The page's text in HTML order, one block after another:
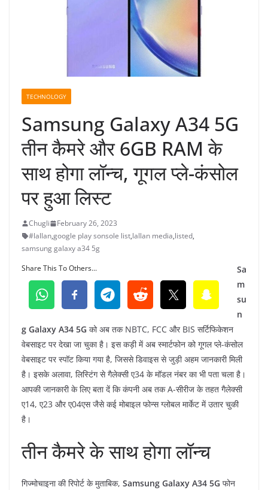
TECHNOLOGY
Samsung Galaxy A34 5G
तीन कैमरे और 6GB RAM के
साथ होगा लॉन्च, गूगल प्ले-कंसोल
पर हुआ लिस्ट
Chugli
February 26, 2023
#lallan,google play sonsole list,lallan media,listed,
samsung galaxy a34 5g
Share This To Others...
Sa
m
su
n
g Galaxy A34 5G को अब तक NBTC, FCC और BIS सर्टिफिकेशन
वेबसाइट पर देखा जा चुका है। इस कड़ी में अब स्मार्टफोन को गूगल प्ले-कंसोल
वेबसाइट पर स्पॉट किया गया है, जिससे डिवाइस से जुड़ी अहम जानकारी मिली
है। इसके अलावा, लिस्टिंग से गैलेक्सी ए34 के मॉडल नंबर का भी पता चला है।
आपकी जानकारी के लिए बता दें कि कंपनी अब तक A-सीरीज के तहत गैलेक्सी
ए14, ए23 और ए04एस जैसे कई मोबाइल फोन्स ग्लोबल मार्केट में उतार चुकी
है।
तीन कैमरे के साथ होगा लॉन्च
गिज्मोचाइना की रिपोर्ट के मुताबिक, Samsung Galaxy A34 5G फोन